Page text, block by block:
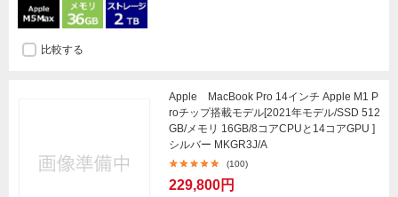
比較する
Apple MacBook Pro 14インチ Apple M1 P
roチップ搭載モデル[2021年モデル/SSD 512
GB/メモリ 16GB/8コアCPUと14コアGPU ]
シルバー MKGR3J/A
(100)
229,800円